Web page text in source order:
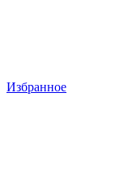
Избранное